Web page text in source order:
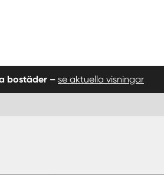
bostäder – se aktuella visningar